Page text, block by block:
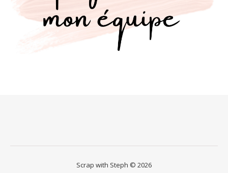
Scrap with Steph © 2026